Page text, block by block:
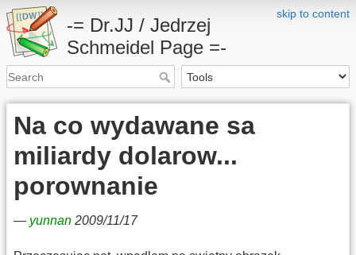
skip to content
-= Dr.JJ / Jedrzej
Schmeidel Page =-
Na co wydawane sa
miliardy dolarow...
porownanie
— yunnan 2009/11/17